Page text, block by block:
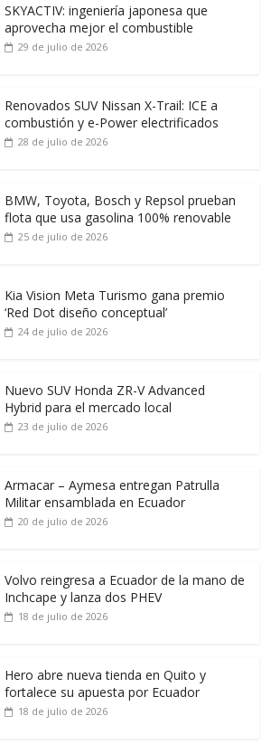
SKYACTIV: ingeniería japonesa que
aprovecha mejor el combustible
29 de julio de 2026
Renovados SUV Nissan X-Trail: ICE a
combustión y e-Power electrificados
28 de julio de 2026
BMW, Toyota, Bosch y Repsol prueban
flota que usa gasolina 100% renovable
25 de julio de 2026
Kia Vision Meta Turismo gana premio
‘Red Dot diseño conceptual’
24 de julio de 2026
Nuevo SUV Honda ZR-V Advanced
Hybrid para el mercado local
23 de julio de 2026
Armacar – Aymesa entregan Patrulla
Militar ensamblada en Ecuador
20 de julio de 2026
Volvo reingresa a Ecuador de la mano de
Inchcape y lanza dos PHEV
18 de julio de 2026
Hero abre nueva tienda en Quito y
fortalece su apuesta por Ecuador
18 de julio de 2026